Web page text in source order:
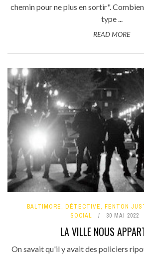
chemin pour ne plus en sortir".
type ...
READ MORE
BALTIMORE, DÉTECTIVE, FENTON
SOCIAL
30 MAI 2022
LA VILLE NOUS
On savait qu'il y avait des policiers